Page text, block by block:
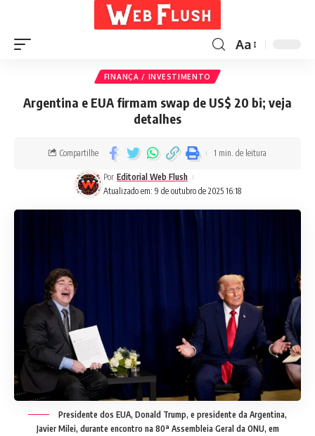
Aa
FINANÇA / INVESTIMENTO
Argentina e EUA firmam swap de US$ 20 bi; veja
detalhes
Atualizado em: 9 de outubro de 2025 16:18
Por Editorial Web Flush
Compartilhe 1 min. de leitura
Presidente dos EUA, Donald Trump, e presidente da Argentina,
Javier Milei, durante encontro na 80ª Assembleia Geral da ONU, em